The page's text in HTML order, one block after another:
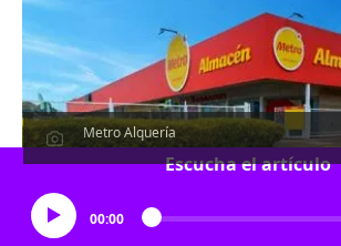
Metro Alquería
Escucha el artículo
00:00